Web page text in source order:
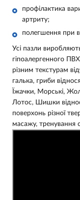
профілактика
артриту;
полегшення при
Усі пазли
гіпоалергенного
різним текстурам
галька, гриби
Їжачки, Морські,
Лотос, Шишки
поверхонь різної
масажу, тренування